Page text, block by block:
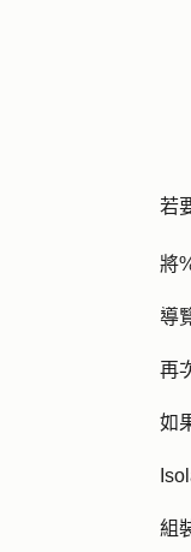
若
將
導
再
如
組